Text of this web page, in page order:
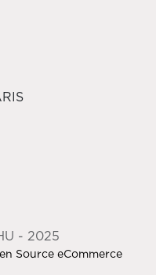
- 2025
Source eCommerce